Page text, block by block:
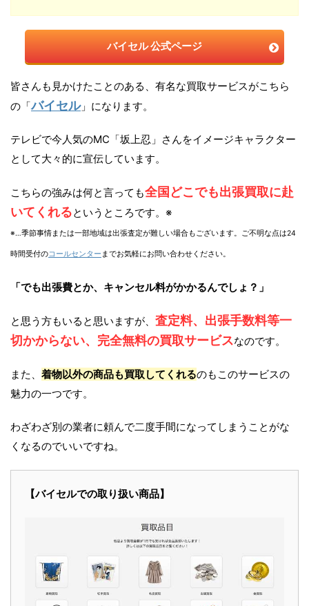
バイセル 公式ページ
皆さんも見かけたことのある、有名な買取サービスがこちら
の「バイセル」になります。
テレビで今人気のMC「坂上忍」さんをイメージキャラクター
として大々的に宣伝しています。
こちらの強みは何と言っても全国どこでも出張買取に赴
いてくれるというところです。※
※…季節事情または一部地域は出張査定が難しい場合もございます。ご不明な点は24
時間受付のコールセンター までお気軽にお問い合わせください。
「でも出張費とか、キャンセル料がかかるんでしょ？」
と思う方もいると思いますが、 査定料、出張手数料等一
切かからない、完全無料の買取サービスなのです。
また、 着物以外の商品も買取してくれるのもこのサービスの
魅力の一つです。
わざわざ別の業者に頼んで二度手間になってしまうことがな
くなるのでいいですね。
【バイセルでの取り扱い商品】